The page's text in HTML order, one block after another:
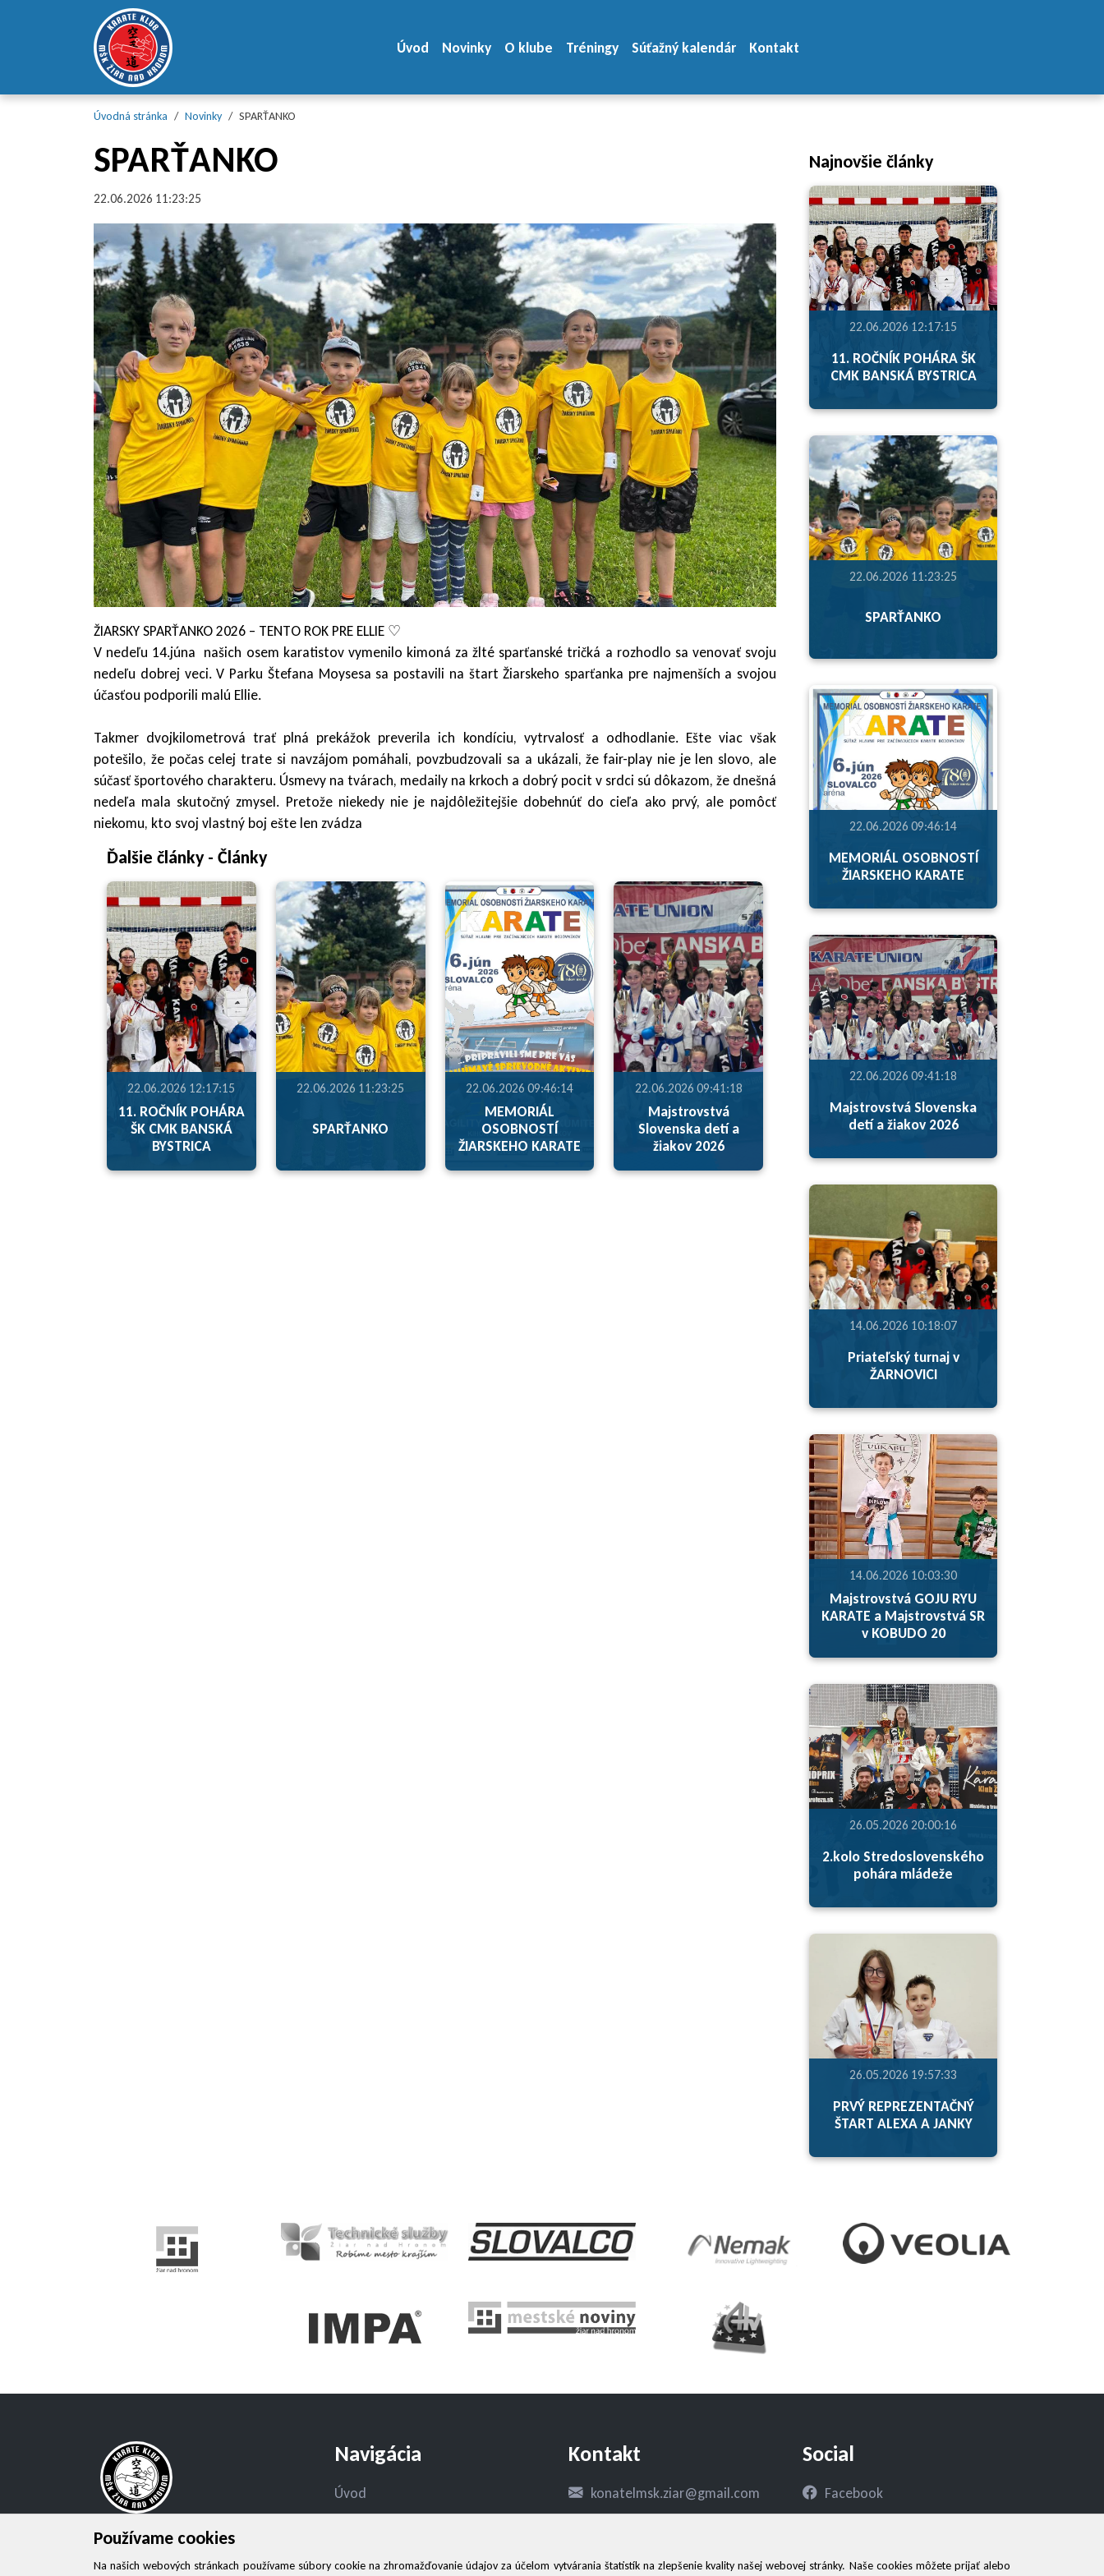
Preskočiť na hlavné menu
Úvod Novinky O klube Tréningy Súťažný kalendár Kontakt
Úvodná stránka Novinky SPARŤANKO
SPARŤANKO
22.06.2026 11:23:25
ŽIARSKY SPARŤANKO 2026 – TENTO ROK PRE ELLIE ♡
V nedeľu 14.júna našich osem karatistov vymenilo kimoná za žlté sparťanské tričká a rozhodlo sa venovať svoju
nedeľu dobrej veci. V Parku Štefana Moysesa sa postavili na štart Žiarskeho sparťanka pre najmenších a svojou
účasťou podporili malú Ellie.
Takmer dvojkilometrová trať plná prekážok preverila ich kondíciu, vytrvalosť a odhodlanie. Ešte viac však
potešilo, že počas celej trate si navzájom pomáhali, povzbudzovali sa a ukázali, že fair-play nie je len slovo, ale
súčasť športového charakteru. Úsmevy na tvárach, medaily na krkoch a dobrý pocit v srdci sú dôkazom, že dnešná
nedeľa mala skutočný zmysel. Pretože niekedy nie je najdôležitejšie dobehnúť do cieľa ako prvý, ale pomôcť
niekomu, kto svoj vlastný boj ešte len zvádza
Ďalšie články - Články
22.06.2026 12:17:15
11. ROČNÍK POHÁRA
ŠK CMK BANSKÁ
BYSTRICA
22.06.2026 11:23:25
SPARŤANKO
22.06.2026 09:46:14
MEMORIÁL
OSOBNOSTÍ
ŽIARSKEHO KARATE
22.06.2026 09:41:18
Majstrovstvá
Slovenska detí a
žiakov 2026
Najnovšie články
22.06.2026 12:17:15
11. ROČNÍK POHÁRA ŠK
CMK BANSKÁ BYSTRICA
22.06.2026 11:23:25
SPARŤANKO
22.06.2026 09:46:14
MEMORIÁL OSOBNOSTÍ
ŽIARSKEHO KARATE
22.06.2026 09:41:18
Majstrovstvá Slovenska
detí a žiakov 2026
14.06.2026 10:18:07
Priateľský turnaj v
ŽARNOVICI
14.06.2026 10:03:30
Majstrovstvá GOJU RYU
KARATE a Majstrovstvá SR
v KOBUDO 20
26.05.2026 20:00:16
2.kolo Stredoslovenského
pohára mládeže
26.05.2026 19:57:33
PRVÝ REPREZENTAČNÝ
ŠTART ALEXA A JANKY
Používame cookies
Na našich webových stránkach používame súbory cookie na zhromažďovanie údajov za účelom vytvárania štatistík na zlepšenie kvality našej webovej stránky. Naše cookies môžete prijať alebo
Mestský športový klub Žiar nad
Hronom, spol. s r.o.
Navigácia
Úvod
Kontakt
konatelmsk.ziar@gmail.com
Social
Facebook